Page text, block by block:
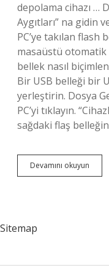
depolama cihazı …
Aygıtları” na gidin
PC’ye takılan flash
masaüstü otomatik
bellek nasıl
Bir USB belleği bir
yerleştirin. Dosya
PC’yi tıklayın.
sağdaki flaş
Devamını okuyun
Bellek
Sitemap